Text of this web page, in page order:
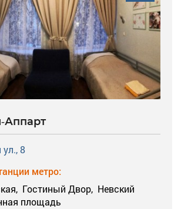
Аппарт
8
метро:
Гостиный Двор, Невский
площадь